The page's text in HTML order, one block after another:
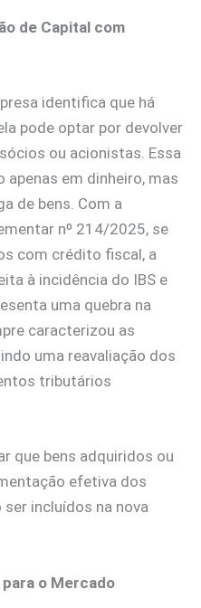
de Capital com
identifica que há
pode optar por devolver
ou acionistas. Essa
apenas em dinheiro, mas
de bens. Com a
nº 214/2025, se
com crédito fiscal, a
à incidência do IBS e
uma quebra na
caracterizou as
uma reavaliação dos
tributários
que bens adquiridos ou
efetiva dos
incluídos na nova
o Mercado